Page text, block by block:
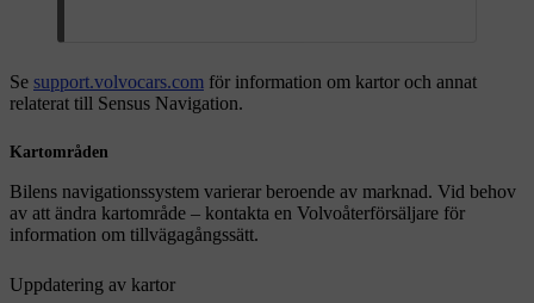
Se support.volvocars.com för information om kartor och annat
relaterat till Sensus Navigation.
Kartområden
Bilens navigationssystem varierar beroende av marknad. Vid behov
av att ändra kartområde – kontakta en Volvoåterförsäljare för
information om tillvägagångssätt.
Uppdatering av kartor